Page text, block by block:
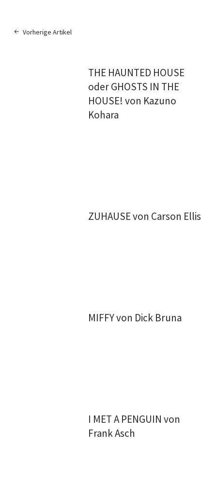
Vorherige Artikel
THE HAUNTED HOUSE
oder GHOSTS IN THE
HOUSE! von Kazuno
Kohara
ZUHAUSE von Carson Ellis
MIFFY von Dick Bruna
I MET A PENGUIN von
Frank Asch